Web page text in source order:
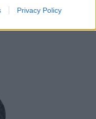
Privacy Policy